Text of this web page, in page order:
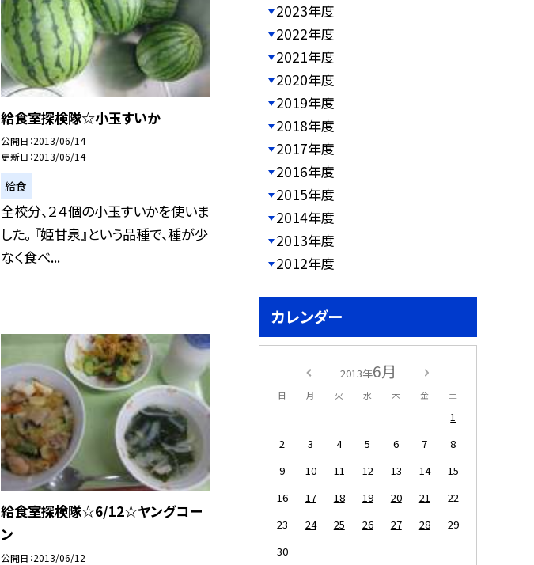
給食室探検隊☆小玉すいか
公開日 2013/06/14
更新日 2013/06/14
給食
全校分、２４個の小玉すいかを使いま
した。 『姫甘泉』という品種で、種が少
なく食べ...
給食室探検隊☆6/12☆ヤングコー
ン
公開日 2013/06/12
2023年度
2022年度
2021年度
2020年度
2019年度
2018年度
2017年度
2016年度
2015年度
2014年度
2013年度
2012年度
カレンダー
2013年6月
日 月 火 水 木 金 土
1
2
3 4 5 6 7
8
9
10 11 12 13 14
15
16
17 18 19 20 21
22
23
24 25 26 27 28
29
30